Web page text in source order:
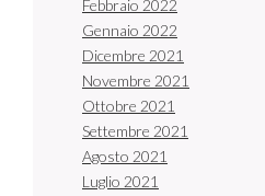
Febbraio 2022
Gennaio 2022
Dicembre 2021
Novembre 2021
Ottobre 2021
Settembre 2021
Agosto 2021
Luglio 2021